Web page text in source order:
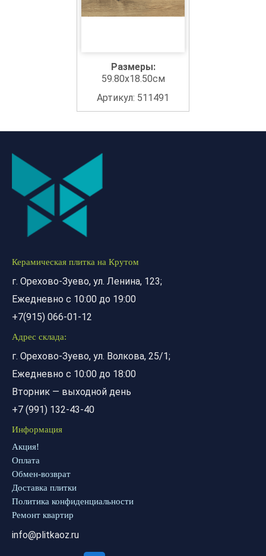
Размеры:
59.80x18.50см
Артикул: 511491
Керамическая плитка на Крутом
г. Орехово-Зуево, ул. Ленина, 123;
Ежедневно с 10:00 до 19:00
+7(915) 066-01-12
Адрес склада:
г. Орехово-Зуево, ул. Волкова, 25/1;
Ежедневно с 10:00 до 18:00
Вторник — выходной день
+7 (991) 132-43-40
Информация
Акция!
Оплата
Обмен-возврат
Доставка плитки
Политика конфиденциальности
Ремонт квартир
info@plitkaoz.ru